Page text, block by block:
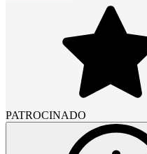
PATROCINADO